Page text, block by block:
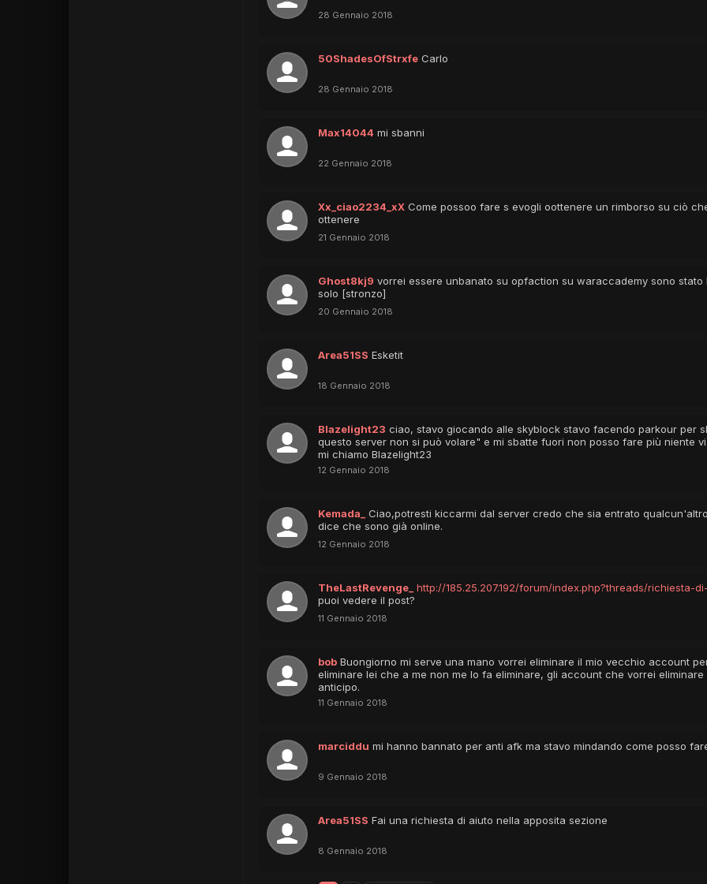
28 Gennaio 2018
50ShadesOfStrxfe Carlo
28 Gennaio 2018
Max14044 mi sbanni
22 Gennaio 2018
Xx_ciao2234_xX Come possoo fare s evogli oottenere un rimborso su ciò
ottenere
21 Gennaio 2018
Ghost8kj9 vorrei essere unbanato su opfaction su waraccademy sono
solo [stronzo]
20 Gennaio 2018
Area51SS Esketit
18 Gennaio 2018
Blazelight23 ciao, stavo giocando alle skyblock stavo facendo parkour per
questo server non si può volare" e mi sbatte fuori non posso fare più niente
mi chiamo Blazelight23
12 Gennaio 2018
Kemada_
Ciao,potresti kiccarmi dal server credo che sia entrato
dice che sono già online.
12 Gennaio 2018
TheLastRevenge_
http://185.25.207.192/forum/index.php?threads/richiesta-
puoi vedere il post?
11 Gennaio 2018
bob Buongiorno mi serve una mano vorrei eliminare il mio vecchio account
eliminare lei che a me non me lo fa eliminare, gli account che vorrei
anticipo.
11 Gennaio 2018
marciddu mi hanno bannato per anti afk ma stavo mindando come posso
9 Gennaio 2018
Area51SS Fai una richiesta di aiuto nella apposita sezione
8 Gennaio 2018